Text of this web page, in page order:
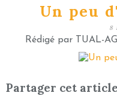
Un peu
8
Rédigé par TUAL-
Partager cet article